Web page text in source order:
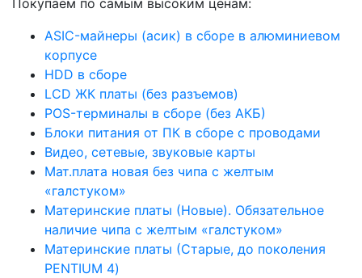
ASIC-майнеры (асик) в сборе в алюминиевом
корпусе
HDD в сборе
LCD ЖК платы (без разъемов)
POS-терминалы в сборе (без АКБ)
Блоки питания от ПК в сборе с проводами
Видео, сетевые, звуковые карты
Мат.плата новая без чипа с желтым
«галстуком»
Материнские платы (Новые). Обязательное
наличие чипа с желтым «галстуком»
Материнские платы (Старые, до поколения
PENTIUM 4)